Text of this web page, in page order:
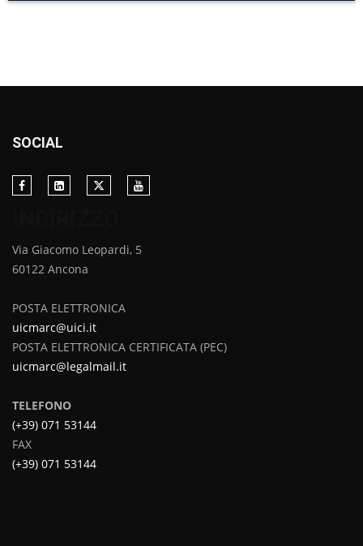
SOCIAL
Via Giacomo Leopardi, 5
60122 Ancona
POSTA ELETTRONICA
uicmarc@uici.it
POSTA ELETTRONICA CERTIFICATA (PEC)
uicmarc@legalmail.it
TELEFONO
(+39) 071 53144
FAX
(+39) 071 53144